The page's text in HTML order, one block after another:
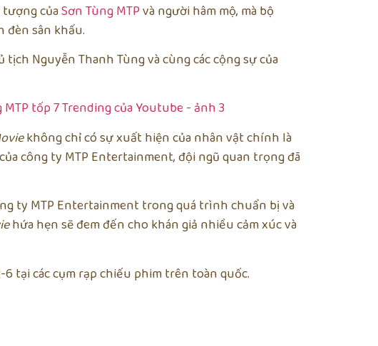
củaSơn Tùng MTPvà người hâm mộ, mà bộ
đèn sân khấu.
Nguyễn Thanh Tùng và cùng các cộng sự của
không chỉ có sự xuất hiện của nhân vật chính là
công ty MTP Entertainment, đội ngũ quan trọng đã
ty MTP Entertainment trong quá trình chuẩn bị và
hứa hẹn sẽ đem đến cho khán giả nhiều cảm xúc và
tại các cụm rạp chiếu phim trên toàn quốc.